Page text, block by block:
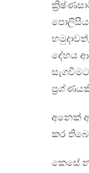
පොලිසීය
දේහය
අනෙක්
කර
කෙසේ